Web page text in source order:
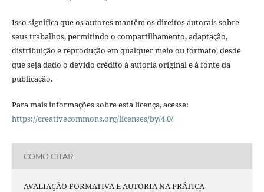
Isso significa que os autores mantêm os direitos autorais sobre
seus trabalhos, permitindo o compartilhamento, adaptação,
distribuição e reprodução em qualquer meio ou formato, desde
que seja dado o devido crédito à autoria original e à fonte da
publicação.
Para mais informações sobre esta licença, acesse:
https://creativecommons.org/licenses/by/4.0/
COMO CITAR
AVALIAÇÃO FORMATIVA E AUTORIA NA PRÁTICA